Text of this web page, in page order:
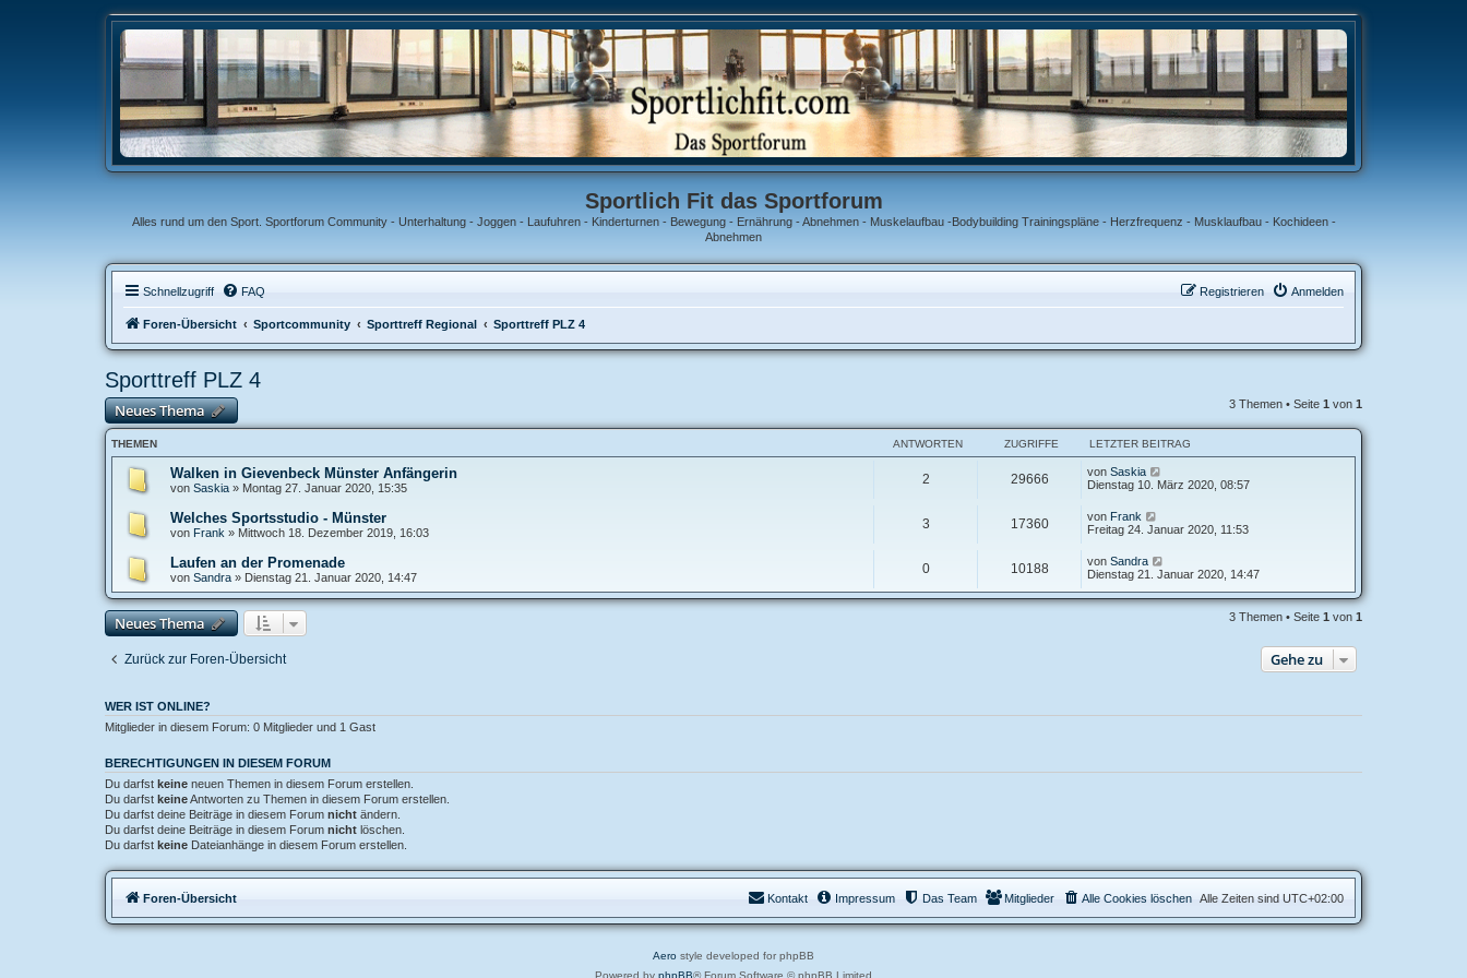
Sportlich Fit das Sportforum
Alles rund um den Sport. Sportforum Community - Unterhaltung - Joggen - Laufuhren - Kinderturnen - Bewegung - Ernährung - Abnehmen - Muskelaufbau -Bodybuilding Trainingspläne - Herzfrequenz - Musklaufbau - Kochideen -
Abnehmen
Schnellzugriff FAQ Anmelden
Registrieren
Foren-Übersicht Sportcommunity Sporttreff Regional Sporttreff PLZ 4
Sporttreff PLZ 4
Neues Thema 3 Themen • Seite 1 von 1
THEMEN ANTWORTEN ZUGRIFFE LETZTER BEITRAG
Walken in Gievenbeck Münster Anfängerin
von Saskia » Montag 27. Januar 2020, 15:35
2 29666 von Saskia
Dienstag 10. März 2020, 08:57
Welches Sportsstudio - Münster
von Frank » Mittwoch 18. Dezember 2019, 16:03
3 17360 von Frank
Freitag 24. Januar 2020, 11:53
Laufen an der Promenade
von Sandra » Dienstag 21. Januar 2020, 14:47
0 10188 von Sandra
Dienstag 21. Januar 2020, 14:47
Neues Thema 3 Themen • Seite 1 von 1
Zurück zur Foren-Übersicht Gehe zu
WER IST ONLINE?
Mitglieder in diesem Forum: 0 Mitglieder und 1 Gast
BERECHTIGUNGEN IN DIESEM FORUM
Du darfst keine neuen Themen in diesem Forum erstellen.
Du darfst keineAntworten zu Themen in diesem Forum erstellen.
Du darfst deine Beiträge in diesem Forum nicht ändern.
Du darfst deine Beiträge in diesem Forum nicht löschen.
Du darfst keine Dateianhänge in diesem Forum erstellen.
Foren-Übersicht Alle Zeiten sind UTC+02:00
Alle Cookies löschen
Mitglieder
Das Team
Impressum
Kontakt
Aero style developed for phpBB
Powered by phpBB® Forum Software © phpBB Limited